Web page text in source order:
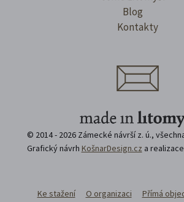
Blog
Kontakty
© 2014 - 2026 Zámecké návrší z. ú.,
Grafický návrh KošnarDesign.cz a realizace
Ke stažení O organizaci
Přímá